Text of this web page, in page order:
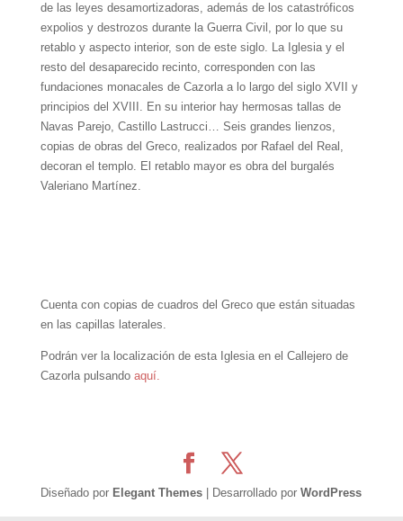
de las leyes desamortizadoras, además de los catastróficos
expolios y destrozos durante la Guerra Civil, por lo que su
retablo y aspecto interior, son de este siglo. La Iglesia y el
resto del desaparecido recinto, corresponden con las
fundaciones monacales de Cazorla a lo largo del siglo XVII y
principios del XVIII. En su interior hay hermosas tallas de
Navas Parejo, Castillo Lastrucci… Seis grandes lienzos,
copias de obras del Greco, realizados por Rafael del Real,
decoran el templo. El retablo mayor es obra del burgalés
Valeriano Martínez.
Cuenta con copias de cuadros del Greco que están situadas
en las capillas laterales.
Podrán ver la localización de esta Iglesia en el Callejero de
Cazorla pulsando aquí.
Diseñado por Elegant Themes | Desarrollado porWordPress